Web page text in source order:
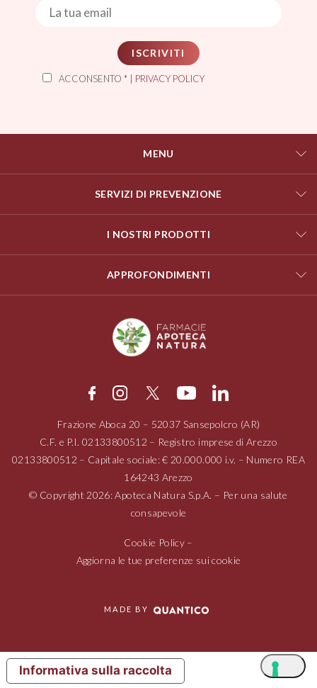
ISCRIVITI
ACCONSENTO * | PRIVACY POLICY
MENU
SERVIZI DI PREVENZIONE
I NOSTRI PRODOTTI
APPROFONDIMENTI
Frazione Aboca 20 – 52037 Sansepolcro (AR)
C.F. e P.I.02133800512 – Registro imprese di Arezzo
02133800512 – Capitale sociale: € 20.000.000 i.v. – Numero REA
164243 Arezzo
© Copyright 2026: Apoteca Natura S.p.A. – Per una salute
consapevole
Cookie Policy–
Aggiorna le tue preferenze sui cookie
MADE BY
Informativa sulla raccolta